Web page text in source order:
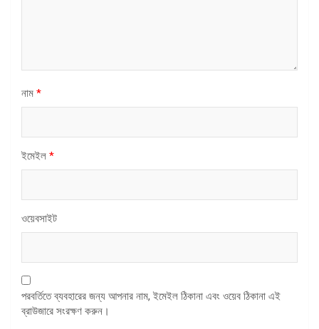
নাম *
ইমেইল *
ওয়েবসাইট
পরবর্তিতে ব্যবহারের জন্য আপনার নাম, ইমেইল ঠিকানা এবং ওয়েব ঠিকানা এই
ব্রাউজারে সংরক্ষণ করুন।